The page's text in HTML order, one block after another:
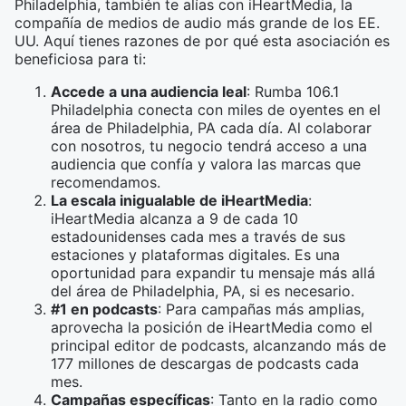
Philadelphia, también te alías con iHeartMedia, la
compañía de medios de audio más grande de los EE.
UU. Aquí tienes razones de por qué esta asociación es
beneficiosa para ti:
Accede a una audiencia leal: Rumba 106.1
Philadelphia conecta con miles de oyentes en el
área de Philadelphia, PA cada día. Al colaborar
con nosotros, tu negocio tendrá acceso a una
audiencia que confía y valora las marcas que
recomendamos.
La escala inigualable de iHeartMedia:
iHeartMedia alcanza a 9 de cada 10
estadounidenses cada mes a través de sus
estaciones y plataformas digitales. Es una
oportunidad para expandir tu mensaje más allá
del área de Philadelphia, PA, si es necesario.
#1 en podcasts: Para campañas más amplias,
aprovecha la posición de iHeartMedia como el
principal editor de podcasts, alcanzando más de
177 millones de descargas de podcasts cada
mes.
Campañas específicas: Tanto en la radio como